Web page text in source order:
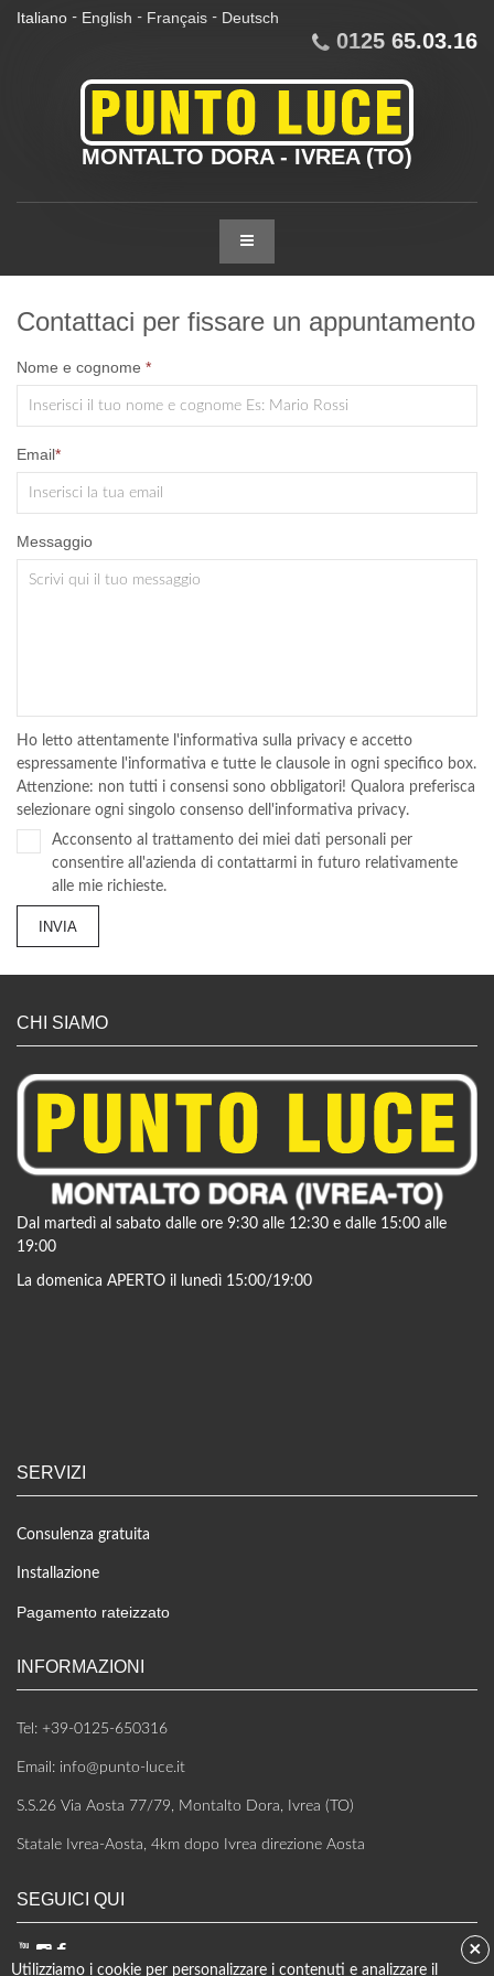
Utilizziamo i cookie per personalizzare i contenuti e analizzare il
×
Italiano - English - Français - Deutsch
0125 65.03.16
MONTALTO DORA - IVREA (TO)
Contattaci per fissare un appuntamento
Nome e cognome
Email
Messaggio
Ho letto attentamente l'informativa sulla privacy e accetto
espressamente l'informativa e tutte le clausole in ogni specifico box.
Attenzione: non tutti i consensi sono obbligatori! Qualora preferisca
selezionare ogni singolo consenso dell'informativa privacy.
Acconsento al trattamento dei miei dati personali per
consentire all'azienda di contattarmi in futuro relativamente
alle mie richieste.
CHI SIAMO
Dal martedì al sabato dalle ore 9:30 alle 12:30 e dalle 15:00 alle
19:00
La domenica APERTO il lunedì 15:00/19:00
SERVIZI
Consulenza gratuita
Installazione
Pagamento rateizzato
INFORMAZIONI
Tel: +39-0125-650316
Email: info@punto-luce.it
S.S.26 Via Aosta 77/79, Montalto Dora, Ivrea (TO)
Statale Ivrea-Aosta, 4km dopo Ivrea direzione Aosta
SEGUICI QUI